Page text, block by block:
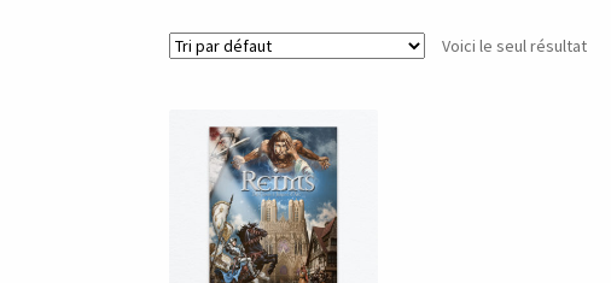
Voici le seul résultat